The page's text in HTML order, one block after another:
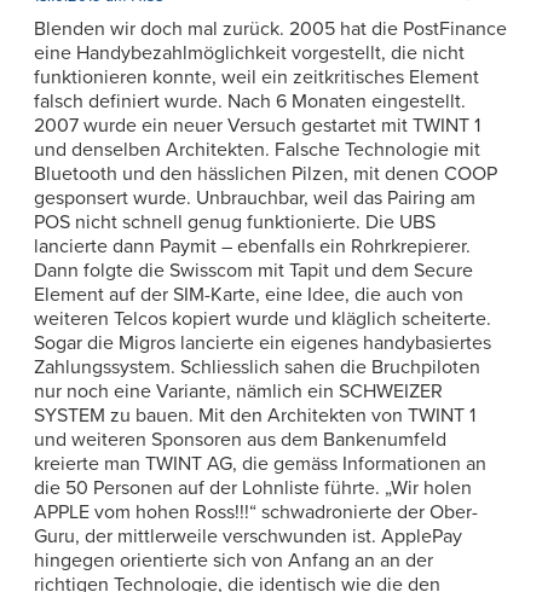
Blenden wir doch mal zurück. 2005 hat die PostFinance
eine Handybezahlmöglichkeit vorgestellt, die nicht
funktionieren konnte, weil ein zeitkritisches Element
falsch definiert wurde. Nach 6 Monaten eingestellt.
2007 wurde ein neuer Versuch gestartet mit TWINT 1
und denselben Architekten. Falsche Technologie mit
Bluetooth und den hässlichen Pilzen, mit denen COOP
gesponsert wurde. Unbrauchbar, weil das Pairing am
POS nicht schnell genug funktionierte. Die UBS
lancierte dann Paymit – ebenfalls ein Rohrkrepierer.
Dann folgte die Swisscom mit Tapit und dem Secure
Element auf der SIM-Karte, eine Idee, die auch von
weiteren Telcos kopiert wurde und kläglich scheiterte.
Sogar die Migros lancierte ein eigenes handybasiertes
Zahlungssystem. Schliesslich sahen die Bruchpiloten
nur noch eine Variante, nämlich ein SCHWEIZER
SYSTEM zu bauen. Mit den Architekten von TWINT 1
und weiteren Sponsoren aus dem Bankenumfeld
kreierte man TWINT AG, die gemäss Informationen an
die 50 Personen auf der Lohnliste führte. „Wir holen
APPLE vom hohen Ross!!!“ schwadronierte der Ober-
Guru, der mittlerweile verschwunden ist. ApplePay
hingegen orientierte sich von Anfang an an der
richtigen Technologie, die identisch wie die den